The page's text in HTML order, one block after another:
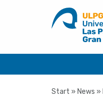
content
Start » News »